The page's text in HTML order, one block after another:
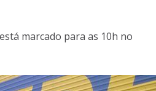
marcado para as 10h no